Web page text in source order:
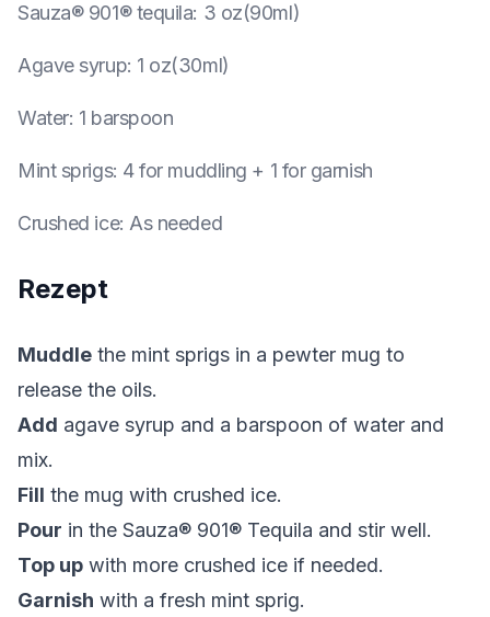
Sauza® 901® tequila: 3 oz(90ml)
Agave syrup: 1 oz(30ml)
Water: 1 barspoon
Mint sprigs: 4 for muddling + 1 for garnish
Crushed ice: As needed
Rezept
Muddle the mint sprigs in a pewter mug to
release the oils.
Add agave syrup and a barspoon of water and
mix.
Fill the mug with crushed ice.
Pour in the Sauza® 901® Tequila and stir well.
Top up with more crushed ice if needed.
Garnish with a fresh mint sprig.